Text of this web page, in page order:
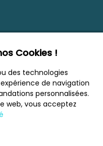
Cookies !
des technologies
de navigation
personnalisées.
web, vous acceptez